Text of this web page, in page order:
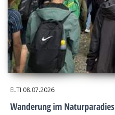
ELTI 08.07.2026
Wanderung im Naturparadies